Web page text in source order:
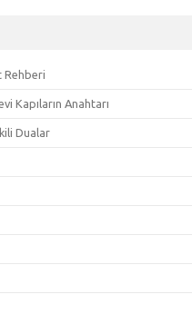
Rehberi
Kapıların Anahtarı
Dualar